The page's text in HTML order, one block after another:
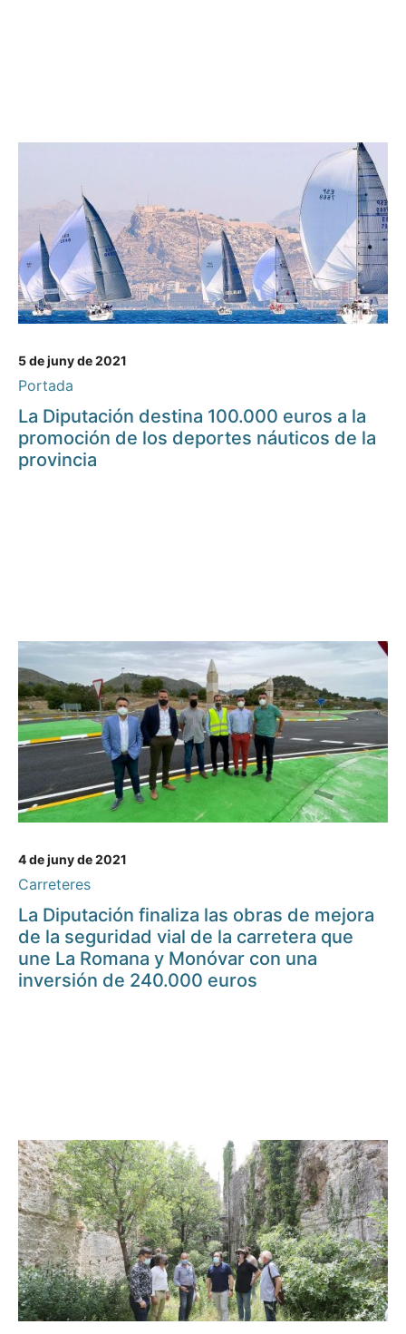
5 de juny de 2021
Portada
La Diputación destina 100.000 euros a la
promoción de los deportes náuticos de la
provincia
4 de juny de 2021
Carreteres
La Diputación finaliza las obras de mejora
de la seguridad vial de la carretera que
une La Romana y Monóvar con una
inversión de 240.000 euros